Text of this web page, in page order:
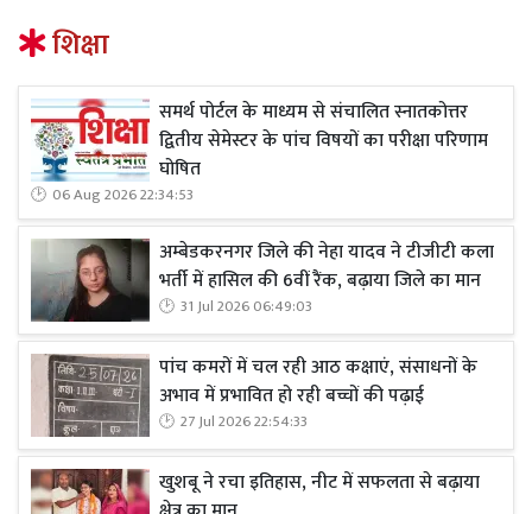
शिक्षा
समर्थ पोर्टल के माध्यम से संचालित स्नातकोत्तर
द्वितीय सेमेस्टर के पांच विषयों का परीक्षा परिणाम
घोषित
06 Aug 2026 22:34:53
अम्बेडकरनगर जिले की नेहा यादव ने टीजीटी कला
भर्ती में हासिल की 6वीं रैंक, बढ़ाया जिले का मान
31 Jul 2026 06:49:03
पांच कमरों में चल रही आठ कक्षाएं, संसाधनों के
अभाव में प्रभावित हो रही बच्चों की पढ़ाई
27 Jul 2026 22:54:33
खुशबू ने रचा इतिहास, नीट में सफलता से बढ़ाया